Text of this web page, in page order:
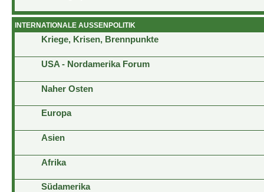
INTERNATIONALE AUSSENPOLITIK
Kriege, Krisen, Brennpunkte
USA - Nordamerika Forum
Naher Osten
Europa
Asien
Afrika
Südamerika